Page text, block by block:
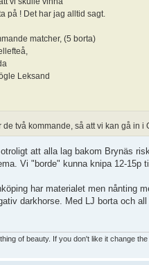
på ! Det har jag alltid sagt.
matcher, (5 borta)
Leksand
de två kommande, så att vi kan gå in
att alla lag bakom Brynäs
Vi "borde" kunna knipa 12-15p
har materialet men nånting
darkhorse. Med LJ borta och
of beauty. If you don't like it change the